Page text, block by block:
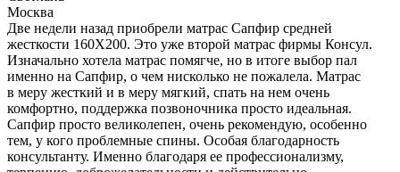
Алефтина
Заказ пришел быстро, доставка заняла всего два дня.
Вот уже неделю спим, и перемены очень заметны - куда
меньше ноет спина, оказалось, что матрас это очень важно для
сна.
Как вы понимаете, я очень довольна покупкой, да еще и такой
красивой покупкой, прямо нарадоваться не могу. Спасибо!
Читать отзыв полностью